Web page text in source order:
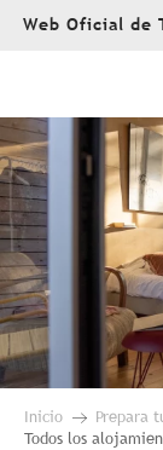
AllerWeb Oficial de
Inicio Prepara
Todos los